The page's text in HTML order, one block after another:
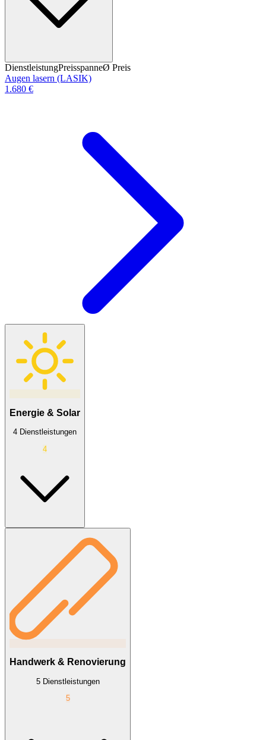
DienstleistungPreisspanneØ Preis
Augen lasern (LASIK)
1.680 €
Brille (Gleitsicht)
Physiotherapie
Energie & Solar
4 Dienstleistungen
4
Dienstleistung
Preis
Gasheizung (Austausch)
Handwerk & Renovierung
5Dienstleistungen
5